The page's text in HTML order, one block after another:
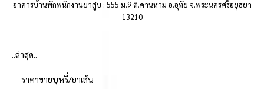
อาคารบ้านพักพนักงานยาสูบ : 555 ม.9 ต.คานหาม อ.อุทัย จ.พระนครศรีอยุธยา
13210
..ล่าสุด..
ราคาขายบุหรี่/ยาเส้น